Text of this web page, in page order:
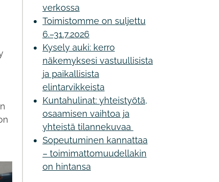
verkossa
Toimistomme on suljettu
6.–31.7.2026
Kysely auki: kerro
näkemyksesi vastuullisista
ja paikallisista
elintarvikkeista
Kuntahulinat: yhteistyötä,
osaamisen vaihtoa ja
yhteistä tilannekuvaa
Sopeutuminen kannattaa
– toimimattomuudellakin
on hintansa